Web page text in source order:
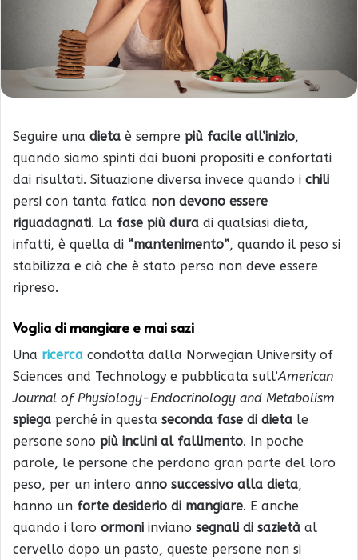
Seguire una dieta è sempre più facile all’inizio,
quando siamo spinti dai buoni propositi e confortati
dai risultati. Situazione diversa invece quando i chili
persi con tanta fatica non devono essere
riguadagnati. La fase più dura di qualsiasi dieta,
infatti, è quella di “mantenimento”, quando il peso si
stabilizza e ciò che è stato perso non deve essere
ripreso.
Voglia di mangiare e mai sazi
Una ricerca condotta dalla Norwegian University of
Sciences and Technology e pubblicata sull’American
Journal of Physiology-Endocrinology and Metabolism
spiega perché in questa seconda fase di dieta le
persone sono più inclini al fallimento. In poche
parole, le persone che perdono gran parte del loro
peso, per un intero anno successivo alla dieta,
hanno un forte desiderio di mangiare. E anche
quando i loro ormoni inviano segnali di sazietà al
cervello dopo un pasto, queste persone non si